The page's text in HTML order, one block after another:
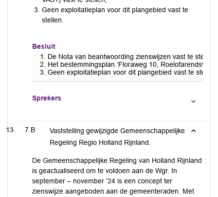
Geen exploitatieplan voor dit plangebied vast te
stellen.
Besluit
De Nota van beantwoording zienswijzen vast te stellen;
Het bestemmingsplan ‘Floraweg 10,
Geen exploitatieplan voor dit plangebied vast te stellen.
Sprekers
7.B
Vaststelling gewijzigde Gemeenschappelijke
Regeling Regio Holland Rijnland.
De Gemeenschappelijke Regeling van Holland Rijnland
is geactualiseerd om te voldoen aan de Wgr. In
september – november ’24 is een concept ter
zienswijze aangeboden aan de gemeenteraden. Met